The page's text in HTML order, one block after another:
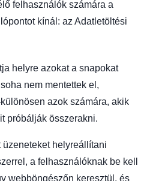
felhasználók számára a
kínál: az Adatletöltési
helyre azokat a snapokat
nem mentettek el,
azok számára, akik
próbálják összerakni.
helyreállítani
a felhasználóknak be kell
webböngészőn keresztül, és